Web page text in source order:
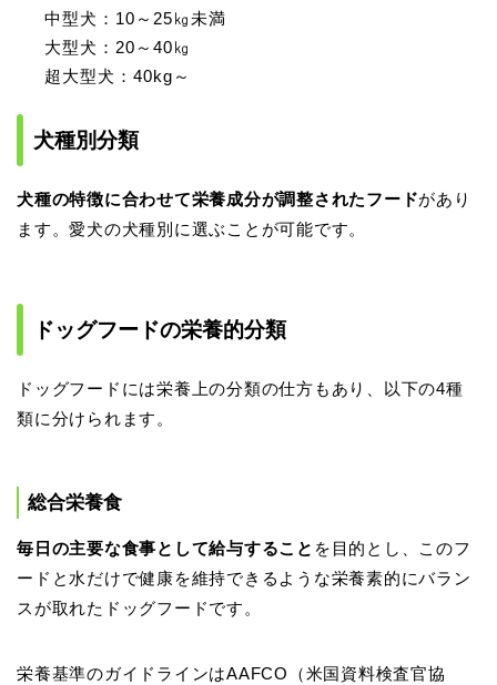
中型犬：10～25㎏未満
大型犬：20～40㎏
超大型犬：40kg～
犬種別分類
犬種の特徴に合わせて栄養成分が調整されたフードがあり
ます。愛犬の犬種別に選ぶことが可能です。
ドッグフードの栄養的分類
ドッグフードには栄養上の分類の仕方もあり、以下の4種
類に分けられます。
総合栄養食
毎日の主要な食事として給与すること を目的とし、このフ
ードと水だけで健康を維持できるような栄養素的にバラン
スが取れたドッグフードです。
栄養基準のガイドラインはAAFCO（米国資料検査官協